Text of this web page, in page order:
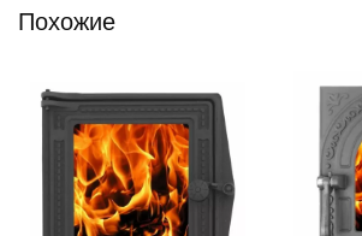
Похожие